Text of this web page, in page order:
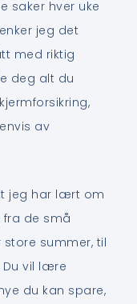
saker hver uke
jeg det
med riktig
deg alt du
av
jeg har lært om
fra de små
summer, til
Du vil lære
du kan spare,